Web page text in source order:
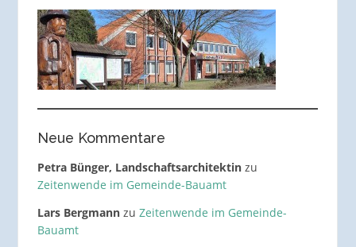
Neue Kommentare
Petra Bünger, Landschaftsarchitektinzu
Zeitenwende im Gemeinde-Bauamt
Lars Bergmannzu Zeitenwende im Gemeinde-
Bauamt